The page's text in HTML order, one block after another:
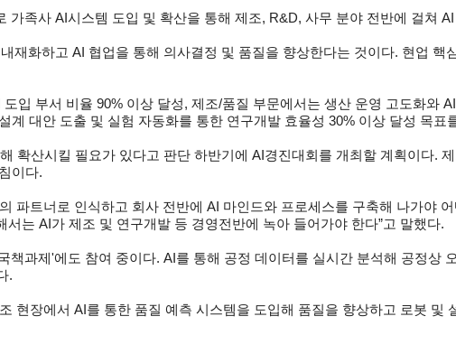
가족사 AI시스템 도입 및 확산을 통해 제조, R&D, 사무 분야 전반에 걸쳐
재화하고 AI 협업을 통해 의사결정 및 품질을 향상한다는 것이다. 현업 핵
입 부서 비율 90% 이상 달성, 제조/품질 부문에서는 생산 운영 고도화와
계 대안 도출 및 실험 자동화를 통한 연구개발 효율성 30% 이상 달성 목표
확산시킬 필요가 있다고 판단 하반기에 AI경진대회를 개최할 계획이다.
이다.
파트너로 인식하고 회사 전반에 AI 마인드와 프로세스를 구축해 나가야
는 AI가 제조 및 연구개발 등 경영전반에 녹아 들어가야 한다”고 말했다.
과제'에도 참여 중이다. AI를 통해 공정 데이터를 실시간 분석해 공정상
.
현장에서 AI를 통한 품질 예측 시스템을 도입해 품질을 향상하고 로봇 및